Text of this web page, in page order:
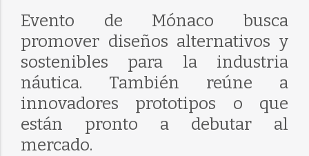
Evento de Mónaco busca
promover diseños alternativos y
sostenibles para la industria
náutica. También reúne a
innovadores prototipos o que
están pronto a debutar al
mercado.